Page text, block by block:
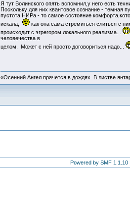
Я тут Волинского опять вспомнил,у него есть
Поскольку для них квантовое сознание - темная
пустота НИРа - то самое состояние
искала,
как она сама стремиться слиться с
происходит с эгрегором локального реализма...
человечества в
целом. Может с ней просто договориться надо...
«Осенний Ангел прячется в дождях. В листве
Powered by SMF 1.1.10